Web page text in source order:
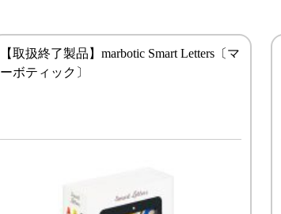
【取扱終了製品】marbotic Smart Letters〔マ
ーボティック〕